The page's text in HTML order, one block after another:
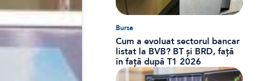
Bursa
Cum a evoluat sectorul bancar
listat la BVB? BT și BRD, față
în față după T1 2026